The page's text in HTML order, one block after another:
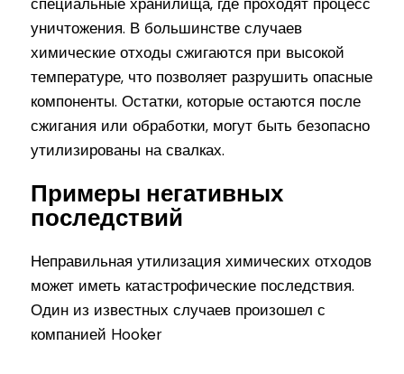
уничтожения. В большинстве случаев
химические отходы сжигаются при высокой
температуре, что позволяет разрушить опасные
компоненты. Остатки, которые остаются после
сжигания или обработки, могут быть безопасно
утилизированы на свалках.
Примеры негативных
последствий
Неправильная утилизация химических отходов
может иметь катастрофические последствия.
Один из известных случаев произошел с
компанией Hooker